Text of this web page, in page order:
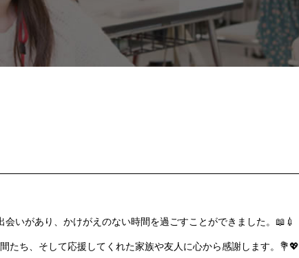
いがあり、かけがえのない時間を過ごすことができました。📖💉
たち、そして応援してくれた家族や友人に心から感謝します。💐💖